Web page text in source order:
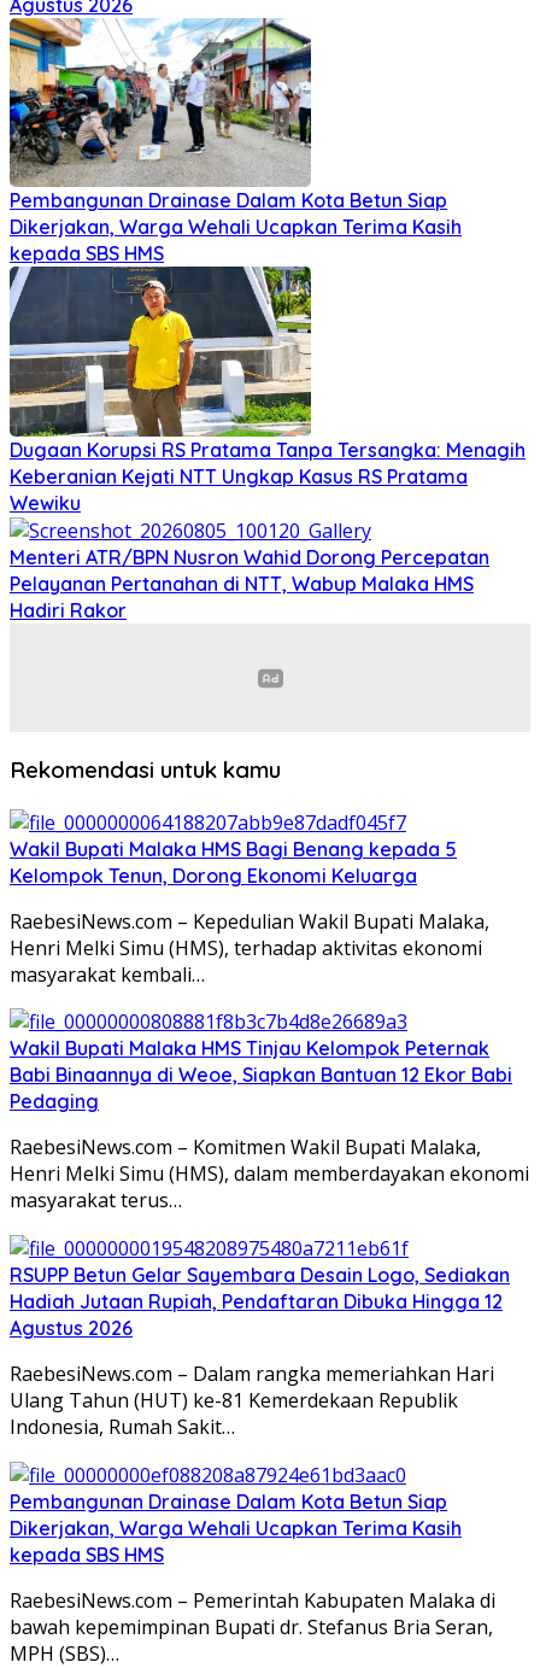
Agustus 2026
Pembangunan Drainase Dalam Kota Betun Siap
Dikerjakan, Warga Wehali Ucapkan Terima Kasih
kepada SBS HMS
Dugaan Korupsi RS Pratama Tanpa Tersangka: Menagih
Keberanian Kejati NTT Ungkap Kasus RS Pratama
Wewiku
Menteri ATR/BPN Nusron Wahid Dorong Percepatan
Pelayanan Pertanahan di NTT, Wabup Malaka HMS
Hadiri Rakor
Rekomendasi untuk kamu
Wakil Bupati Malaka HMS Bagi Benang kepada 5
Kelompok Tenun, Dorong Ekonomi Keluarga
RaebesiNews.com – Kepedulian Wakil Bupati Malaka,
Henri Melki Simu (HMS), terhadap aktivitas ekonomi
masyarakat kembali…
Wakil Bupati Malaka HMS Tinjau Kelompok Peternak
Babi Binaannya di Weoe, Siapkan Bantuan 12 Ekor Babi
Pedaging
RaebesiNews.com – Komitmen Wakil Bupati Malaka,
Henri Melki Simu (HMS), dalam memberdayakan ekonomi
masyarakat terus…
RSUPP Betun Gelar Sayembara Desain Logo, Sediakan
Hadiah Jutaan Rupiah, Pendaftaran Dibuka Hingga 12
Agustus 2026
RaebesiNews.com – Dalam rangka memeriahkan Hari
Ulang Tahun (HUT) ke-81 Kemerdekaan Republik
Indonesia, Rumah Sakit…
Pembangunan Drainase Dalam Kota Betun Siap
Dikerjakan, Warga Wehali Ucapkan Terima Kasih
kepada SBS HMS
RaebesiNews.com – Pemerintah Kabupaten Malaka di
bawah kepemimpinan Bupati dr. Stefanus Bria Seran,
MPH (SBS)…